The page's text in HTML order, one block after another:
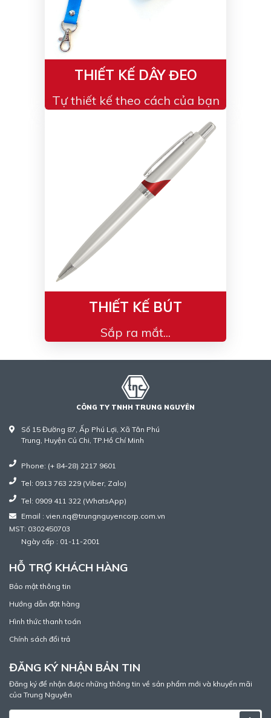
THIẾT KẾ DÂY ĐEO
Tự thiết kế theo cách của bạn
THIẾT KẾ BÚT
Sắp ra mắt...
CÔNG TY TNHH TRUNG NGUYÊN
Số 15 Đường 87, Ấp Phú Lợi, Xã Tân Phú
Trung, Huyện Củ Chi, TP.Hồ Chí Minh
Phone: (+ 84-28) 2217 9601
Tel: 0913 763 229 (Viber, Zalo)
Tel: 0909 411 322 (WhatsApp)
Email : vien.nq@trungnguyencorp.com.vn
MST: 0302450703
Ngày cấp : 01-11-2001
HỖ TRỢ KHÁCH HÀNG
Bảo mật thông tin
Hướng dẫn đặt hàng
Hình thức thanh toán
Chính sách đổi trả
ĐĂNG KÝ NHẬN BẢN TIN
Đăng ký để nhận được những thông tin về sản phẩm mới và khuyến mãi
của Trung Nguyên